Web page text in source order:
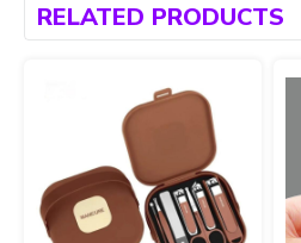
RELATED PRODUCTS